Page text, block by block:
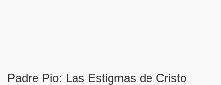
Padre Pio: Las Estigmas de Cristo